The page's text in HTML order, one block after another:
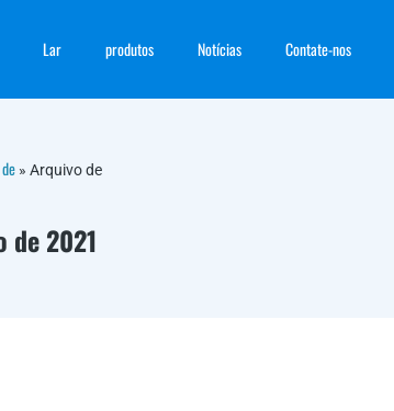
Lar produtos Notícias Contate-nos
» Arquivo de
de 2021